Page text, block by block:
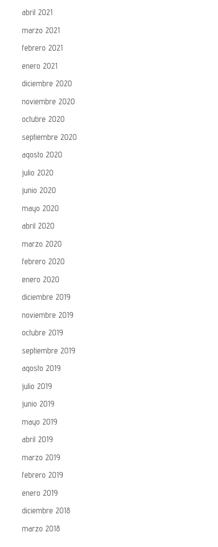
abril 2021
marzo 2021
febrero 2021
enero 2021
diciembre 2020
noviembre 2020
octubre 2020
septiembre 2020
agosto 2020
julio 2020
junio 2020
mayo 2020
abril 2020
marzo 2020
febrero 2020
enero 2020
diciembre 2019
noviembre 2019
octubre 2019
septiembre 2019
agosto 2019
julio 2019
junio 2019
mayo 2019
abril 2019
marzo 2019
febrero 2019
enero 2019
diciembre 2018
marzo 2018